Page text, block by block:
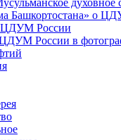
духовное
Башкортостана» о
ЦДУМ России
России в